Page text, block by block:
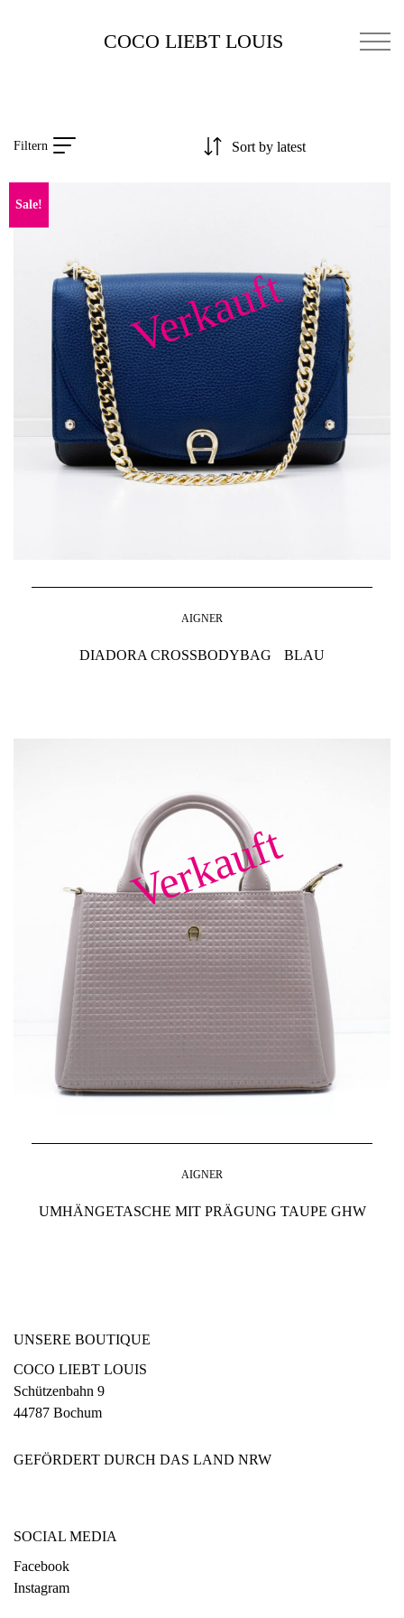
COCO LIEBT LOUIS
Filtern
Sale!
Verkauft
AIGNER
DIADORA CROSSBODYBAG BLAU
Verkauft
AIGNER
UMHÄNGETASCHE MIT PRÄGUNG TAUPE GHW
UNSERE BOUTIQUE
COCO LIEBT LOUIS
Schützenbahn 9
44787 Bochum
GEFÖRDERT DURCH DAS LAND NRW
SOCIAL MEDIA
Facebook
Instagram